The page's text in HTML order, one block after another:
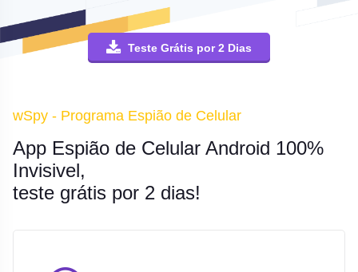
Teste Grátis por 2 Dias
wSpy - Programa Espião de Celular
App Espião de Celular Android 100%
Invisivel,
teste grátis por 2 dias!